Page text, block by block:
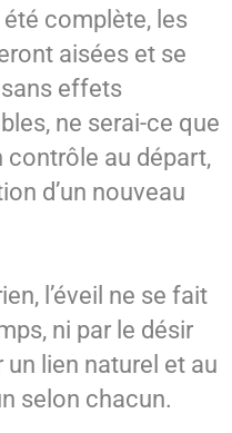
complète, les
aisées et se
effets
ne serai-ce que
contrôle au départ,
d’un nouveau
l’éveil ne se fait
ni par le désir
lien naturel et au
selon chacun.